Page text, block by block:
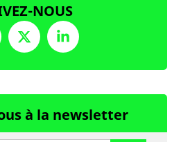
NOUS
à la newsletter